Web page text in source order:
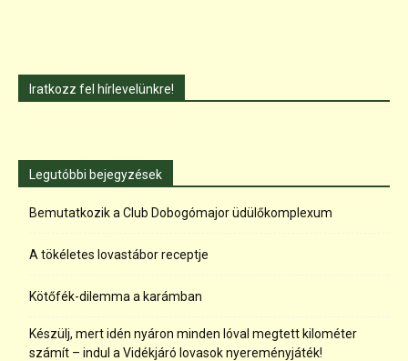
Iratkozz fel hírlevelünkre!
Legutóbbi bejegyzések
Bemutatkozik a Club Dobogómajor üdülőkomplexum
A tökéletes lovastábor receptje
Kötőfék-dilemma a karámban
Készülj, mert idén nyáron minden lóval megtett kilométer
számít – indul a Vidékjáró lovasok nyereményjáték!